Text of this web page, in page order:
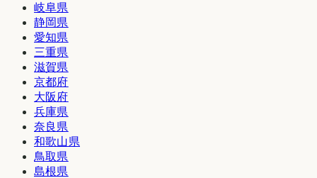
岐阜県
静岡県
愛知県
三重県
滋賀県
京都府
大阪府
兵庫県
奈良県
和歌山県
鳥取県
島根県